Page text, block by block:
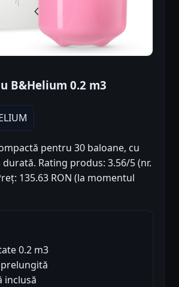
B&Helium 0.2 m3
pentru 30 baloane, cu
Rating produs: 3.56/5 (nr.
135.63 RON (la momentul
0.2 m3
inclusă